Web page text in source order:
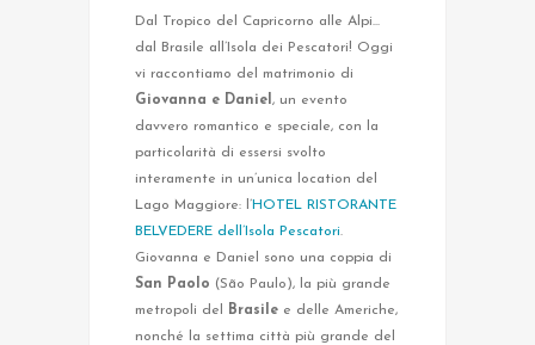
Dal Tropico del Capricorno alle Alpi...
dal Brasile all’Isola dei Pescatori! Oggi
vi raccontiamo del matrimonio di
Giovanna e Daniel , un evento
davvero romantico e speciale, con la
particolarità di essersi svolto
interamente in un’unica location del
Lago Maggiore: l’HOTEL RISTORANTE
BELVEDERE dell’Isola Pescatori.
Giovanna e Daniel sono una coppia di
San Paolo (São Paulo), la più grande
metropoli del
Brasile e delle Americhe,
nonché la settima città più grande del